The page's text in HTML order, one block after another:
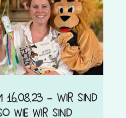
16.08.23 – Wir sind
wie wir sind